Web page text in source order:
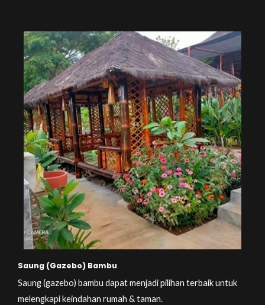
Saung (Gazebo) Bambu
Saung (gazebo) bambu dapat menjadi pilihan terbaik untuk
melengkapi keindahan rumah & taman.